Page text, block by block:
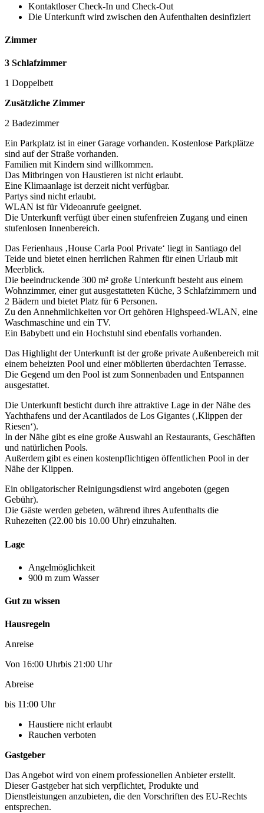
Kontaktloser Check-In und Check-Out
Die Unterkunft wird zwischen den Aufenthalten desinfiziert
Zimmer
3 Schlafzimmer
1 Doppelbett
Zusätzliche Zimmer
2 Badezimmer
Ein Parkplatz ist in einer Garage vorhanden. Kostenlose Parkplätze
sind auf der Straße vorhanden.
Familien mit Kindern sind willkommen.
Das Mitbringen von Haustieren ist nicht erlaubt.
Eine Klimaanlage ist derzeit nicht verfügbar.
Partys sind nicht erlaubt.
WLAN ist für Videoanrufe geeignet.
Die Unterkunft verfügt über einen stufenfreien Zugang und einen
stufenlosen Innenbereich.
Das Ferienhaus ‚House Carla Pool Private‘ liegt in Santiago del
Teide und bietet einen herrlichen Rahmen für einen Urlaub mit
Meerblick.
Die beeindruckende 300 m² große Unterkunft besteht aus einem
Wohnzimmer, einer gut ausgestatteten Küche, 3 Schlafzimmern und
2 Bädern und bietet Platz für 6 Personen.
Zu den Annehmlichkeiten vor Ort gehören Highspeed-WLAN, eine
Waschmaschine und ein TV.
Ein Babybett und ein Hochstuhl sind ebenfalls vorhanden.
Das Highlight der Unterkunft ist der große private Außenbereich mit
einem beheizten Pool und einer möblierten überdachten Terrasse.
Die Gegend um den Pool ist zum Sonnenbaden und Entspannen
ausgestattet.
Die Unterkunft besticht durch ihre attraktive Lage in der Nähe des
Yachthafens und der Acantilados de Los Gigantes (‚Klippen der
Riesen‘).
In der Nähe gibt es eine große Auswahl an Restaurants, Geschäften
und natürlichen Pools.
Außerdem gibt es einen kostenpflichtigen öffentlichen Pool in der
Nähe der Klippen.
Ein obligatorischer Reinigungsdienst wird angeboten (gegen
Gebühr).
Die Gäste werden gebeten, während ihres Aufenthalts die
Ruhezeiten (22.00 bis 10.00 Uhr) einzuhalten.
Lage
Angelmöglichkeit
900 m zum Wasser
Gut zu wissen
Hausregeln
Anreise
Von 16:00 Uhrbis 21:00 Uhr
Abreise
bis 11:00 Uhr
Haustiere nicht erlaubt
Rauchen verboten
Gastgeber
Das Angebot wird von einem professionellen Anbieter erstellt.
Dieser Gastgeber hat sich verpflichtet, Produkte und
Dienstleistungen anzubieten, die den Vorschriften des EU-Rechts
entsprechen.